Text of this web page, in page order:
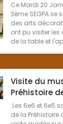
Ce Mardi 20
3ème SEGPA se
des arts
ont pu visiter les
de la table et
Visite du
Préhistoire
Les 6e6 et 6e5
de la Préhistoire